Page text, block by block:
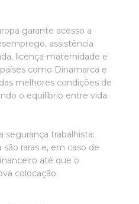
garante acesso a
assistência
licença-maternidade e
como Dinamarca e
melhores condições de
o equilíbrio entre vida
trabalhista:
raras e, em caso de
até que o
colocação.